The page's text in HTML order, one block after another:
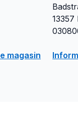
magasin
13357